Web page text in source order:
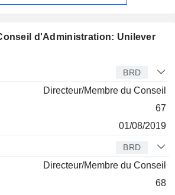
d'Administration: Unilever
BRD
Directeur/Membre du Conseil
67
01/08/2019
BRD
Directeur/Membre du Conseil
68